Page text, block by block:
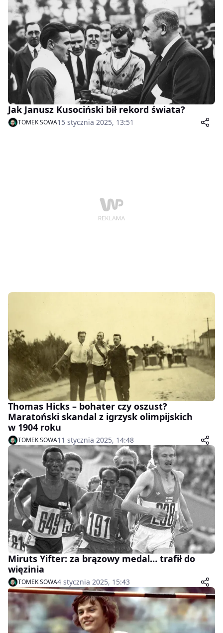
Jak Janusz Kusociński bił rekord świata?
TOMEK SOWA15 stycznia 2025, 13:51
Thomas Hicks – bohater czy oszust?
Maratoński skandal z igrzysk olimpijskich
w 1904 roku
TOMEK SOWA11 stycznia 2025, 14:48
Miruts Yifter: za brązowy medal… trafił do
więzinia
TOMEK SOWA4 stycznia 2025, 15:43